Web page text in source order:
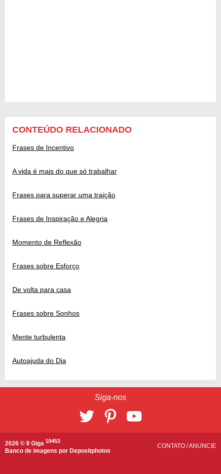
CONTEÚDO RELACIONADO
Frases de Incentivo
A vida é mais do que só trabalhar
Frases para superar uma traição
Frases de Inspiração e Alegria
Momento de Reflexão
Frases sobre Esforço
De volta para casa
Frases sobre Sonhos
Mente turbulenta
Autoajuda do Dia
Siga-nos
2026 © 9 Giga 10453
Banco de imagens por Depositphotos
CONTATO /ANUNCIE